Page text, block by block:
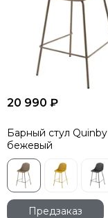
20 990 ₽
Барный стул Quinby
бежевый
Предзаказ